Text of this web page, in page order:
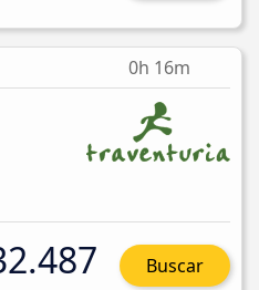
0h 16m
Buscar